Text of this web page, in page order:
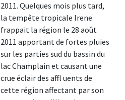
2011. Quelques mois plus tard,
la tempête tropicale Irene
frappait la région le 28 août
2011 apportant de fortes pluies
sur les parties sud du bassin du
lac Champlain et causant une
crue éclair des affl uents de
cette région affectant par son